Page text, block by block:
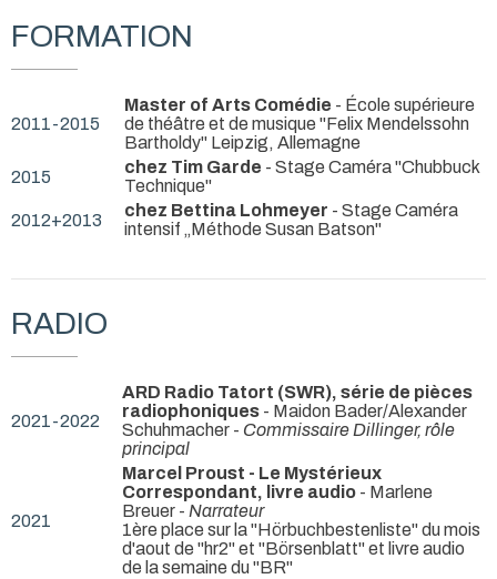
FORMATION
2011-2015
Master of Arts Comédie - École supérieure
de théâtre et de musique "Felix Mendelssohn
Bartholdy" Leipzig, Allemagne
2015
chez Tim Garde - Stage Caméra "Chubbuck
Technique"
2012+2013
chez Bettina Lohmeyer - Stage Caméra
intensif „Méthode Susan Batson"
RADIO
2021-2022
ARD Radio Tatort (SWR), série de pièces
radiophoniques - Maidon Bader/Alexander
Schuhmacher - Commissaire Dillinger, rôle
principal
2021
Marcel Proust - Le Mystérieux
Correspondant, livre audio - Marlene
Breuer - Narrateur
1ère place sur la "Hörbuchbestenliste" du mois
d'aout de "hr2" et "Börsenblatt" et livre audio
de la semaine du "BR"